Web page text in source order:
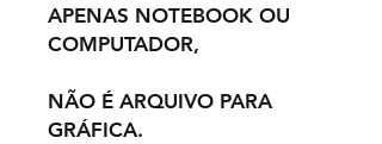
APENAS NOTEBOOK OU
COMPUTADOR,
NÃO É ARQUIVO PARA
GRÁFICA.